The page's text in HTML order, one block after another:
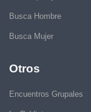
Busca Hombre
Busca Mujer
Otros
Encuentros Grupales